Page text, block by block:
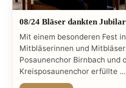
08/24 Bläser dankten Jubilar
Mit einem besonderen Fest
Mitbläserinnen und
Posaunenchor Birnbach und
Kreisposaunenchor erfüllte …